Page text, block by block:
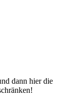
dann hier die